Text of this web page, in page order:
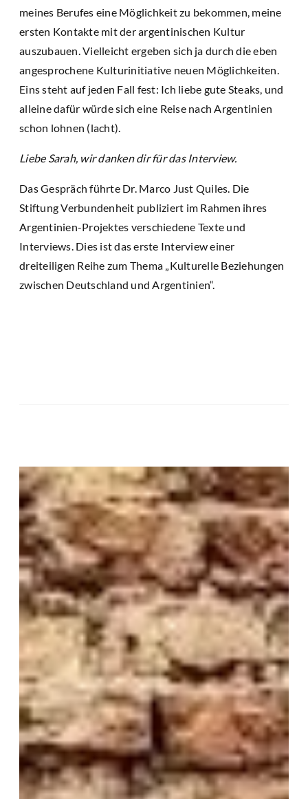
meines Berufes eine Möglichkeit zu bekommen, meine
ersten Kontakte mit der argentinischen Kultur
auszubauen. Vielleicht ergeben sich ja durch die eben
angesprochene Kulturinitiative neuen Möglichkeiten.
Eins steht auf jeden Fall fest: Ich liebe gute Steaks, und
alleine dafür würde sich eine Reise nach Argentinien
schon lohnen (lacht).
Liebe Sarah, wir danken dir für das Interview.
Das Gespräch führte Dr. Marco Just Quiles. Die
Stiftung Verbundenheit publiziert im Rahmen ihres
Argentinien-Projektes verschiedene Texte und
Interviews. Dies ist das erste Interview einer
dreiteiligen Reihe zum Thema „Kulturelle Beziehungen
zwischen Deutschland und Argentinien“.